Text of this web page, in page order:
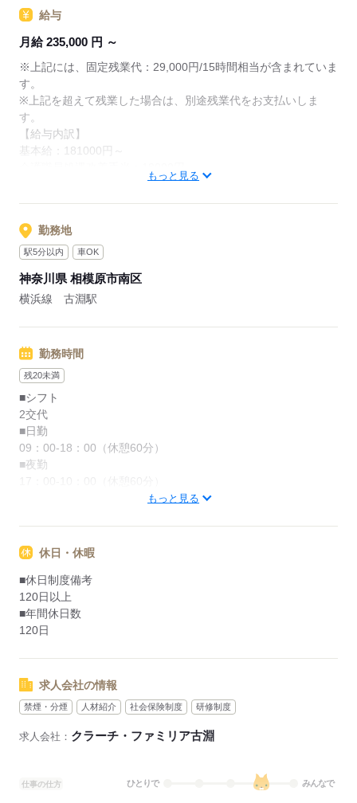
きます。
年間休日が120日以上で、メリハリをつけた勤務が可能！
応募する
給与
月給 235,000 円 ～
※上記には、固定残業代：29,000円/15時間相当が含まれていま
す。
※上記を超えて残業した場合は、別途残業代をお支払いしま
す。
【給与内訳】
基本給：181000円～
ベースアップ支援手当：7000円
※月給には上記手当を一律含みます
もっと見る
勤務地
駅5分以内 車OK
神奈川県 相模原市南区
横浜線 古淵駅
勤務時間
残20未満
■シフト
2交代
■日勤
09：00-18：00（休憩60分）
■夜勤
応募する
もっと見る
休日・休暇
■休日制度備考
120日以上
■年間休日数
120日
求人会社の情報
禁煙・分煙 人材紹介 社会保険制度 研修制度
求人会社： クラーチ・ファミリア古淵
仕事の仕方 ひとりで みんなで